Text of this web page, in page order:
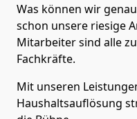
Was können wir
schon unsere riesige
Mitarbeiter sind alle
Fachkräfte.
Mit unseren
Haushaltsauflösung